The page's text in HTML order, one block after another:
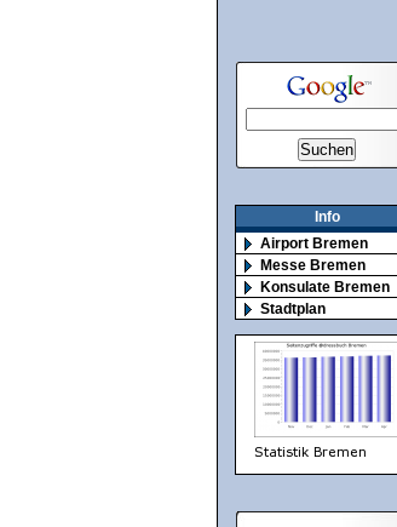
Info
Airport Bremen
Messe Bremen
Konsulate Bremen
Stadtplan